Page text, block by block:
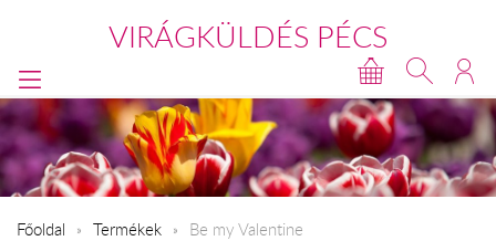
VIRÁGKÜLDÉS PÉCS
Főoldal Termékek Be my Valentine